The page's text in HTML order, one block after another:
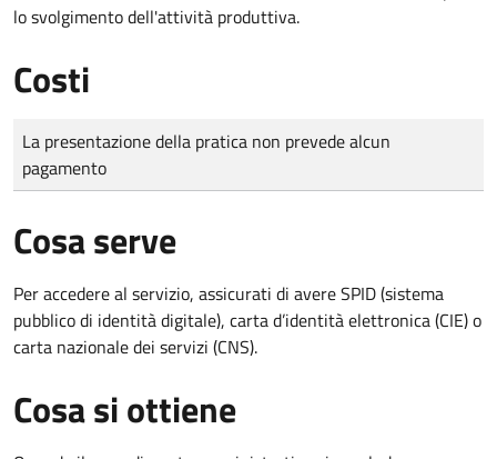
lo svolgimento dell'attività produttiva.
Costi
Tipo di pagamento
Importo
La presentazione della pratica non prevede alcun
pagamento
Cosa serve
Per accedere al servizio, assicurati di avere SPID (sistema
pubblico di identità digitale), carta d’identità elettronica (CIE) o
carta nazionale dei servizi (CNS).
Cosa si ottiene